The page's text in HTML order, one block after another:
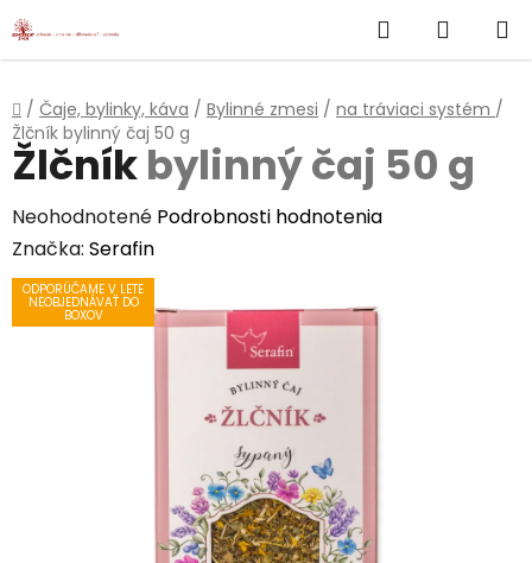
Prejsť
na
Hľadať
KOŠÍK
Domov
/ Čaje, bylinky, káva / Bylinné zmesi / na tráviaci systém /
Žlčník bylinný čaj 50 g
Žlčníkbylinný čaj 50 g
Priemerné
hodnotenie
produktu
Neohodnotené Podrobnosti hodnotenia
Značka: Serafin
ODPORÚČAME V LETE
NEOBJEDNÁVAŤ DO
BOXOV